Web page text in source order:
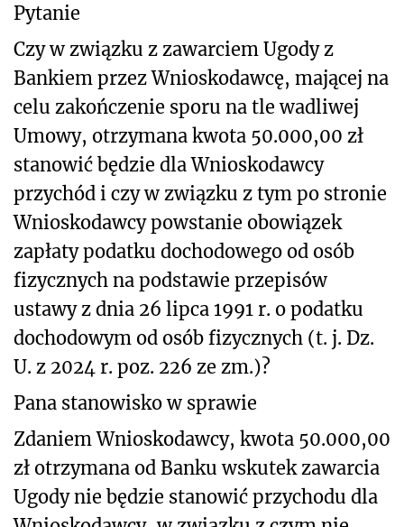
Pytanie
Czy w związku z zawarciem Ugody z
Bankiem przez Wnioskodawcę, mającej na
celu zakończenie sporu na tle wadliwej
Umowy, otrzymana kwota 50.000,00 zł
stanowić będzie dla Wnioskodawcy
przychód i czy w związku z tym po stronie
Wnioskodawcy powstanie obowiązek
zapłaty podatku dochodowego od osób
fizycznych na podstawie przepisów
ustawy z dnia 26 lipca 1991 r. o podatku
dochodowym od osób fizycznych (t. j. Dz.
U. z 2024 r. poz. 226 ze zm.)?
Pana stanowisko w sprawie
Zdaniem Wnioskodawcy, kwota 50.000,00
zł otrzymana od Banku wskutek zawarcia
Ugody nie będzie stanowić przychodu dla